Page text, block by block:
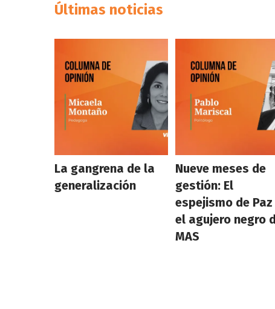
Últimas noticias
La gangrena de la
generalización
Nueve meses de
gestión: El
espejismo de Paz
el agujero negro
MAS